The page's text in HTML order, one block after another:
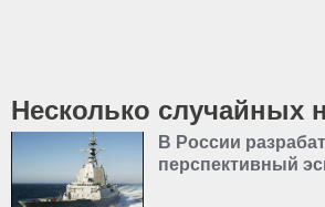
Несколько случайных
В России
перспективный